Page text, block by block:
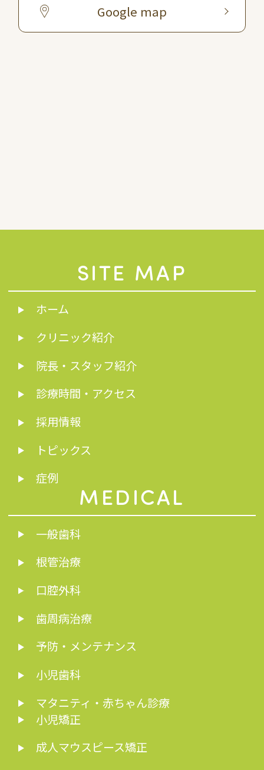
Google map
SITE MAP
ホーム
クリニック紹介
院長・スタッフ紹介
診療時間・アクセス
採用情報
トピックス
症例
MEDICAL
一般歯科
根管治療
口腔外科
歯周病治療
予防・メンテナンス
小児歯科
マタニティ・赤ちゃん診療
小児矯正
成人マウスピース矯正